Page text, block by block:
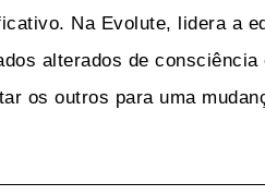
Na Evolute, lidera a
alterados de consciência
os outros para uma